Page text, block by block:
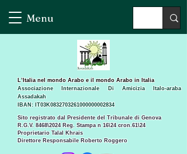
Menu
Sito registrato dal Presidente del Tribunale di Genova
R.G.V. 8468\2024 Reg. Stampa n 16\24 cron.61\24 ​
Proprietario Talal Khrais
Direttore Responsabile Roberto Roggero
L’Italia nel mondo Arabo e il mondo Arabo in Italia
Associazione Internazionale Di Amicizia Italo-araba
Assadakah
IBAN: IT03K0832703261000000002834